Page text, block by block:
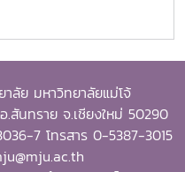
และชุมชน ตลอดจนการ
มศึกษา ซึ่งต่อมาได้ถูกนำมา
ารทำงานและการบริหาร
ผู้นำเพื่อการพัฒนาชนบทและ
Awards 2026 ของ
นับเป็นการยอมรับในระดับ
ในการขับเคลื่อนสถาบัน
นและพัฒนาองค์ความรู้ด้าน
กองบริหารงานกลาง
แก่นในโอกาสนี้ได้รับเกียรติ
พลพินิจ รองอธิการบดีฝ่าย
ปจัย ผู้ช่วยอธิการบดีฝ่าย
ลัย มหาวิทยาลัยแม่โจ้
นทราย จ.เชียงใหม่ 50290
7 โทรสาร 0-5387-3015